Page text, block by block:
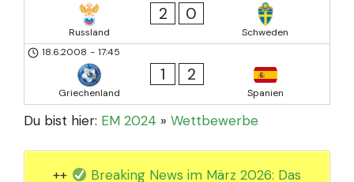
Russland
2 0
Schweden
18.6.2008 - 17:45
Griechenland
1 2
Spanien
Du bist hier: EM 2024 » Wettbewerbe
++ Breaking News im März 2026: Das